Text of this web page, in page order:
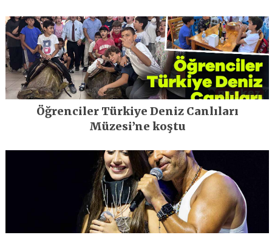
Öğrenciler Türkiye Deniz Canlıları
Müzesi’ne koştu